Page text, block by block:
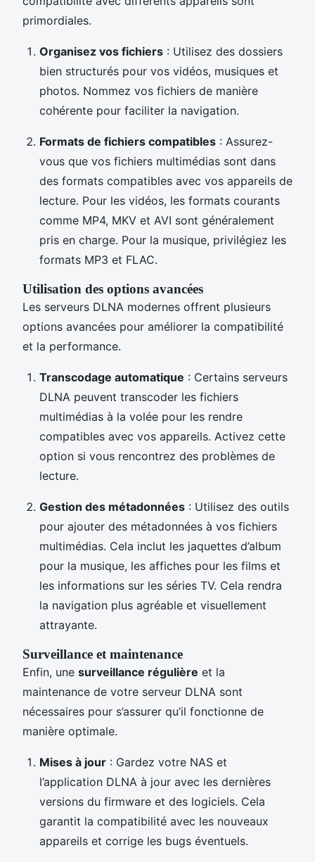
primordiales.
Organisez vos fichiers : Utilisez des dossiers
bien structurés pour vos vidéos, musiques et
photos. Nommez vos fichiers de manière
cohérente pour faciliter la navigation.
Formats de fichiers compatibles : Assurez-
vous que vos fichiers multimédias sont dans
des formats compatibles avec vos appareils de
lecture. Pour les vidéos, les formats courants
comme MP4, MKV et AVI sont généralement
pris en charge. Pour la musique, privilégiez les
formats MP3 et FLAC.
Utilisation des options avancées
Les serveurs DLNA modernes offrent plusieurs
options avancées pour améliorer la compatibilité
et la performance.
Transcodage automatique : Certains serveurs
DLNA peuvent transcoder les fichiers
multimédias à la volée pour les rendre
compatibles avec vos appareils. Activez cette
option si vous rencontrez des problèmes de
lecture.
Gestion des métadonnées : Utilisez des outils
pour ajouter des métadonnées à vos fichiers
multimédias. Cela inclut les jaquettes d’album
pour la musique, les affiches pour les films et
les informations sur les séries TV. Cela rendra
la navigation plus agréable et visuellement
attrayante.
Surveillance et maintenance
Enfin, une surveillance régulière et la
maintenance de votre serveur DLNA sont
nécessaires pour s’assurer qu’il fonctionne de
manière optimale.
Mises à jour : Gardez votre NAS et
l’application DLNA à jour avec les dernières
versions du firmware et des logiciels. Cela
garantit la compatibilité avec les nouveaux
appareils et corrige les bugs éventuels.